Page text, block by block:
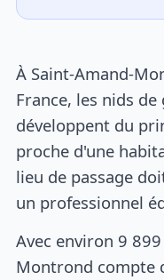
À Saint-Amand-
France, les nids
développent du
proche d'une
lieu de passage
un professionnel
Avec environ 9
Montrond compte